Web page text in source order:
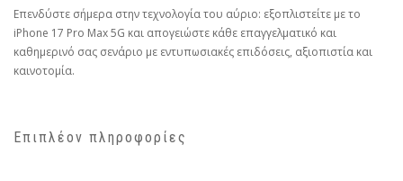
Επενδύστε σήμερα στην τεχνολογία του αύριο: εξοπλιστείτε με το
iPhone 17 Pro Max 5G και απογειώστε κάθε επαγγελματικό και
καθημερινό σας σενάριο με εντυπωσιακές επιδόσεις, αξιοπιστία και
καινοτομία.
Επιπλέον πληροφορίες